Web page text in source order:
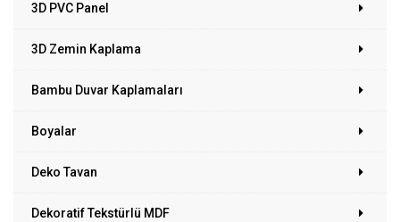
3D PVC Panel
3D Zemin Kaplama
Bambu Duvar Kaplamaları
Boyalar
Deko Tavan
Dekoratif Tekstürlü MDF